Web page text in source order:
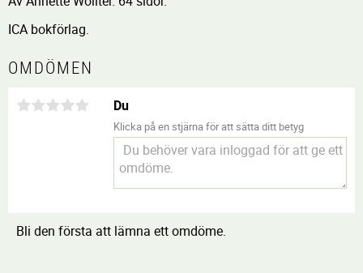
ICA bokförlag.
OMDÖMEN
Du
Klicka på en stjärna för att sätta ditt betyg
Bli den första att lämna ett omdöme.